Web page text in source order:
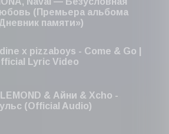
(Премьера альбома
памяти»)
x pizzaboys - Come & Go |
Lyric Video
& Айни & Xcho -
(Official Audio)